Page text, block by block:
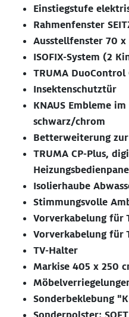
Einstiegstufe
Rahmenfenster
Ausstellfenster 70
ISOFIX-System (2
TRUMA
Insektenschutztür
KNAUS Embleme
schwarz/chrom
Betterweiterung
TRUMA CP-Plus,
Isolierhaube
Stimmungsvolle
Vorverkabelung für
Vorverkabelung für
TV-Halter
Markise 405 x 250
Sonderbeklebung